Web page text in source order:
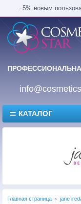
−5% новым
КАТАЛОГ
Главная страница jane